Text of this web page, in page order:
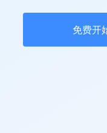
免费开